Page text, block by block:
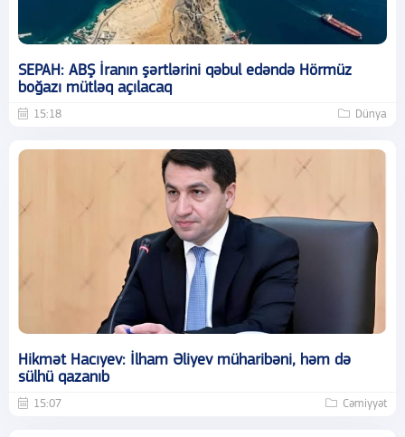
SEPAH: ABŞ İranın şərtlərini qəbul edəndə Hörmüz
boğazı mütləq açılacaq
15:18 Dünya
Hikmət Hacıyev: İlham Əliyev müharibəni, həm də
sülhü qazanıb
15:07 Cəmiyyət